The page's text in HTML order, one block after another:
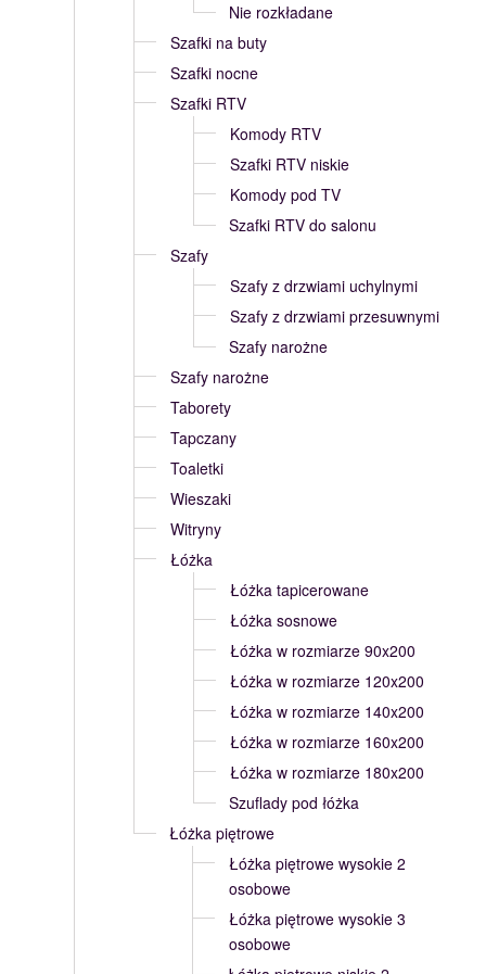
Nie rozkładane
Szafki na buty
Szafki nocne
Szafki RTV
Komody RTV
Szafki RTV niskie
Komody pod TV
Szafki RTV do salonu
Szafy
Szafy z drzwiami uchylnymi
Szafy z drzwiami przesuwnymi
Szafy narożne
Szafy narożne
Taborety
Tapczany
Toaletki
Wieszaki
Witryny
Łóżka
Łóżka tapicerowane
Łóżka sosnowe
Łóżka w rozmiarze 90x200
Łóżka w rozmiarze 120x200
Łóżka w rozmiarze 140x200
Łóżka w rozmiarze 160x200
Łóżka w rozmiarze 180x200
Szuflady pod łóżka
Łóżka piętrowe
Łóżka piętrowe wysokie 2
osobowe
Łóżka piętrowe wysokie 3
osobowe